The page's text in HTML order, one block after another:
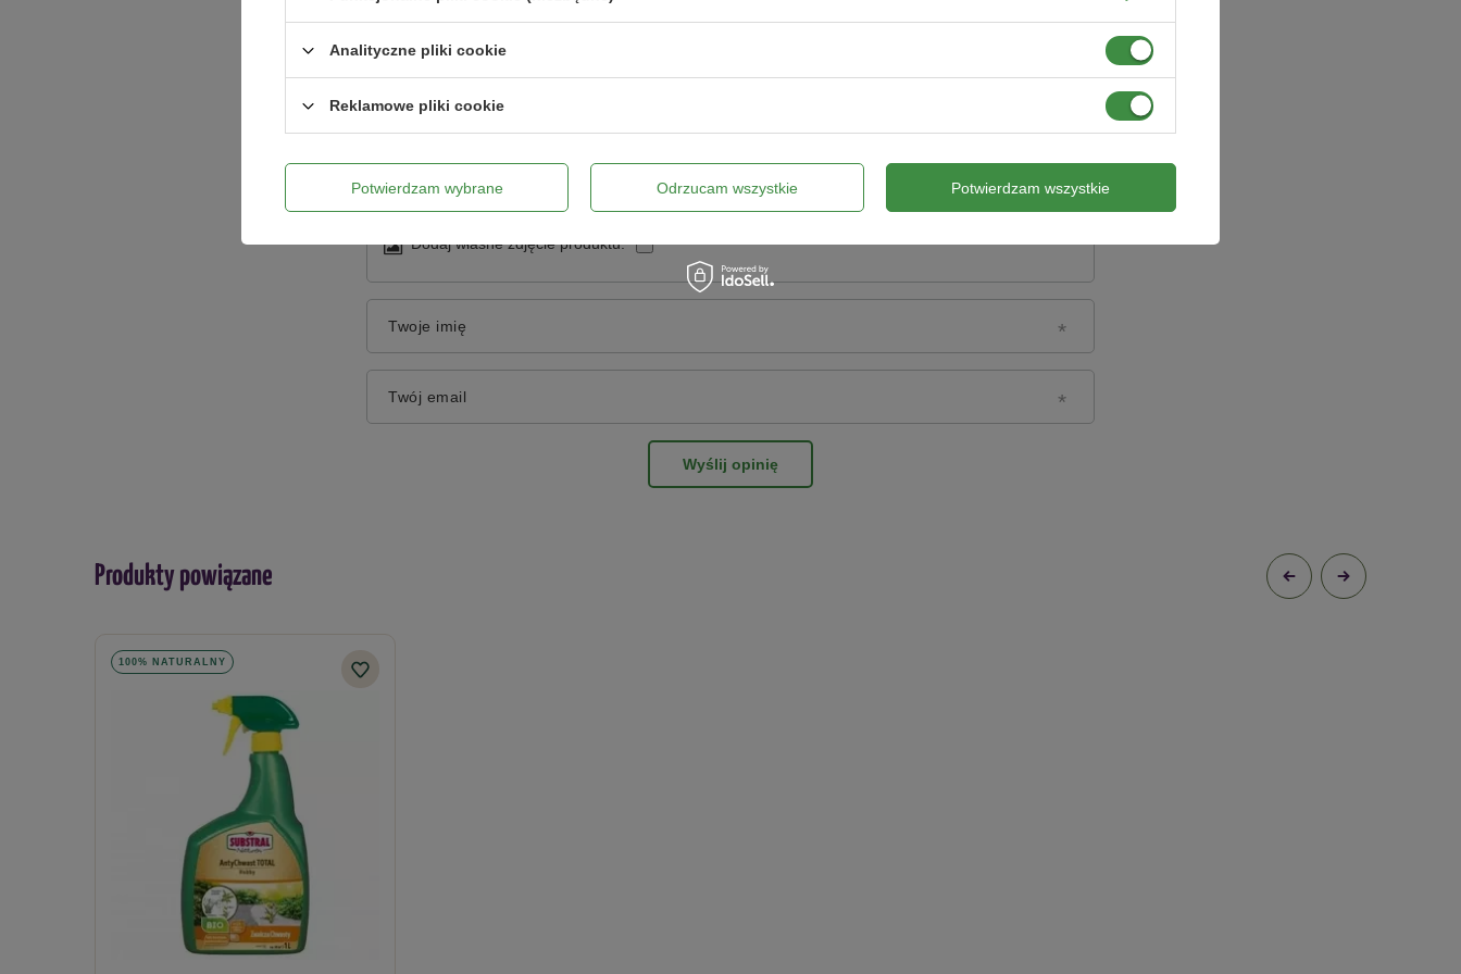
5/5
Treść twojej opinii
Dodaj własne zdjęcie produktu:
Twoje imię
Twój email
Wyślij opinię
Produkty powiązane
100% NATURALNY
Analityczne pliki cookie
Reklamowe pliki cookie
Potwierdzam wybrane Odrzucam wszystkie Potwierdzam wszystkie